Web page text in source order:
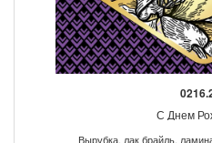
С Днем
Вырубка, лак брайль,